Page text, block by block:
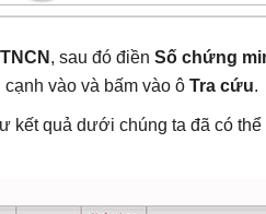
, sau đó điền Số chứng
vào và bấm vào ô Tra cứu.
kết quả dưới chúng ta đã có thể